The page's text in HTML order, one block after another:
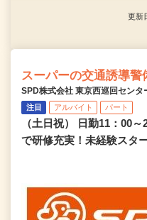
更新
スーパーの交通誘導警
SPD株式会社 東京西巡回センタ
注目 アルバイト パート
（土日祝） 日勤11：00
で研修充実！未経験スタ